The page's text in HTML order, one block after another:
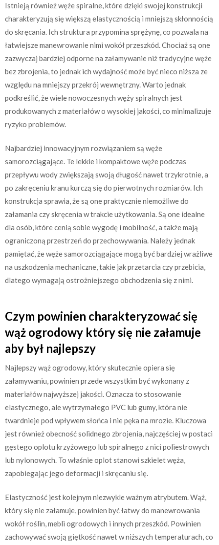
Istnieją również węże spiralne, które dzięki swojej konstrukcji
charakteryzują się większą elastycznością i mniejszą skłonnością
do skręcania. Ich struktura przypomina sprężynę, co pozwala na
łatwiejsze manewrowanie nimi wokół przeszkód. Chociaż są one
zazwyczaj bardziej odporne na załamywanie niż tradycyjne węże
bez zbrojenia, to jednak ich wydajność może być nieco niższa ze
względu na mniejszy przekrój wewnętrzny. Warto jednak
podkreślić, że wiele nowoczesnych węży spiralnych jest
produkowanych z materiałów o wysokiej jakości, co minimalizuje
ryzyko problemów.
Najbardziej innowacyjnym rozwiązaniem są węże
samorozciągające. Te lekkie i kompaktowe węże podczas
przepływu wody zwiększają swoją długość nawet trzykrotnie, a
po zakręceniu kranu kurczą się do pierwotnych rozmiarów. Ich
konstrukcja sprawia, że są one praktycznie niemożliwe do
załamania czy skręcenia w trakcie użytkowania. Są one idealne
dla osób, które cenią sobie wygodę i mobilność, a także mają
ograniczoną przestrzeń do przechowywania. Należy jednak
pamiętać, że węże samorozciągające mogą być bardziej wrażliwe
na uszkodzenia mechaniczne, takie jak przetarcia czy przebicia,
dlatego wymagają ostrożniejszego obchodzenia się z nimi.
Czym powinien charakteryzować się
wąż ogrodowy który się nie załamuje
aby był najlepszy
Najlepszy wąż ogrodowy, który skutecznie opiera się
załamywaniu, powinien przede wszystkim być wykonany z
materiałów najwyższej jakości. Oznacza to stosowanie
elastycznego, ale wytrzymałego PVC lub gumy, która nie
twardnieje pod wpływem słońca i nie pęka na mrozie. Kluczowa
jest również obecność solidnego zbrojenia, najczęściej w postaci
gęstego oplotu krzyżowego lub spiralnego z nici poliestrowych
lub nylonowych. To właśnie oplot stanowi szkielet węża,
zapobiegając jego deformacji i skręcaniu się.
Elastyczność jest kolejnym niezwykle ważnym atrybutem. Wąż,
który się nie załamuje, powinien być łatwy do manewrowania
wokół roślin, mebli ogrodowych i innych przeszkód. Powinien
zachowywać swoją giętkość nawet w niższych temperaturach, co